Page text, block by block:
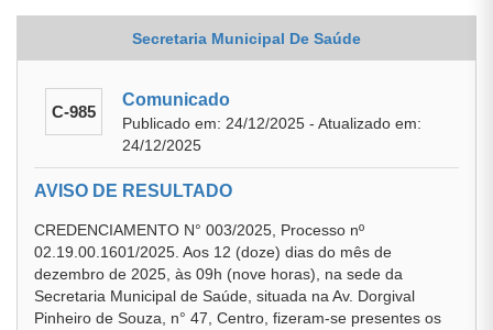
Secretaria Municipal De Saúde
C-985
Comunicado
Publicado em: 24/12/2025 - Atualizado em:
24/12/2025
AVISO DE RESULTADO
CREDENCIAMENTO N° 003/2025, Processo nº
02.19.00.1601/2025. Aos 12 (doze) dias do mês de
dezembro de 2025, às 09h (nove horas), na sede da
Secretaria Municipal de Saúde, situada na Av. Dorgival
Pinheiro de Souza, n° 47, Centro, fizeram-se presentes os